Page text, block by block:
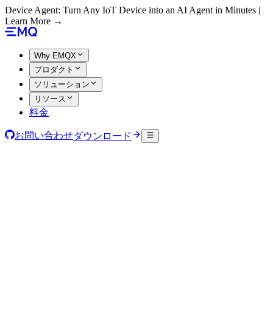
Device Agent: Turn Any IoT Device into an AI Agent in Minutes |
Learn More →
Why EMQX
プロダクト
ソリューション
リソース
料金
お問い合わせダウンロード